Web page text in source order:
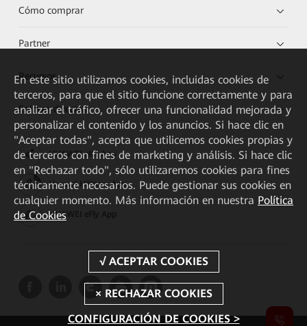
Cómo comprar
Partner
Recursos
Enlaces directos
HUAWEI eKit App
Huawei HiKnow App
HUAWEI eFly App
En este sitio utilizamos cookies, incluidas cookies de
terceros, para que el sitio funcione correctamente y para
analizar el tráfico, ofrecer una funcionalidad mejorada y
personalizar el contenido y los anuncios. Si hace clic en
"Aceptar todas", acepta que utilicemos cookies propias y
de terceros con fines de marketing y análisis. Si hace clic
en "Rechazar todo", sólo utilizaremos cookies para fines
técnicamente necesarios. Puede gestionar sus cookies en
cualquier momento. Más información en nuestra Política
de Cookies
CONFIGURACIÓN DE COOKIES >